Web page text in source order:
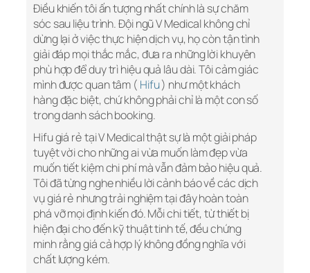
Điều khiến tôi ấn tượng nhất chính là sự chăm
sóc sau liệu trình. Đội ngũ V Medical không chỉ
dừng lại ở việc thực hiện dịch vụ, họ còn tận tình
giải đáp mọi thắc mắc, đưa ra những lời khuyên
phù hợp để duy trì hiệu quả lâu dài. Tôi cảm giác
mình được quan tâm ( Hifu) như một khách
hàng đặc biệt, chứ không phải chỉ là một con số
trong danh sách booking.
Hifu giá rẻ tại V Medical thật sự là một giải pháp
tuyệt vời cho những ai vừa muốn làm đẹp vừa
muốn tiết kiệm chi phí mà vẫn đảm bảo hiệu quả.
Tôi đã từng nghe nhiều lời cảnh báo về các dịch
vụ giá rẻ nhưng trải nghiệm tại đây hoàn toàn
phá vỡ mọi định kiến đó. Mỗi chi tiết, từ thiết bị
hiện đại cho đến kỹ thuật tinh tế, đều chứng
minh rằng giá cả hợp lý không đồng nghĩa với
chất lượng kém.